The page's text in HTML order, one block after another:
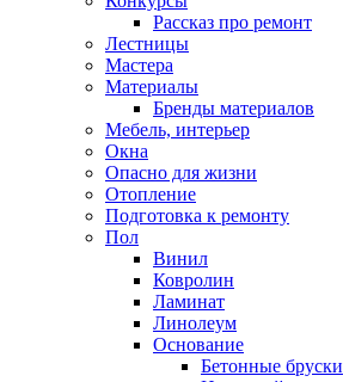
Рассказ про ремонт
Лестницы
Мастера
Материалы
Бренды материалов
Мебель, интерьер
Окна
Опасно для жизни
Отопление
Подготовка к ремонту
Пол
Винил
Ковролин
Ламинат
Линолеум
Основание
Бетонные бруски